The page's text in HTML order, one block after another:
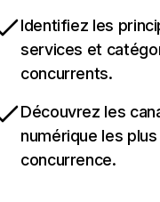
Identifiez les
services et
concurrents.
Découvrez les
numérique les
concurrence.